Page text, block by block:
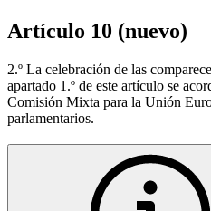
Artículo 10 (nuevo)
2.º La celebración de las
apartado 1.º de este artículo se
Comisión Mixta para la Unión
parlamentarios.